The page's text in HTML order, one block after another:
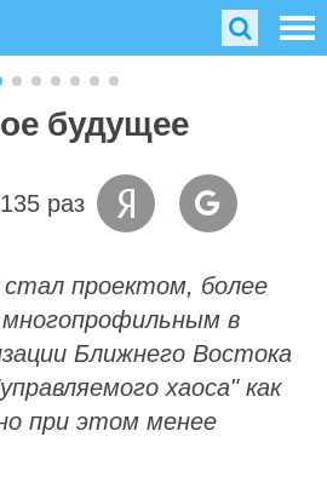
будущее
раз
проектом, более
в
Ближнего Востока
хаоса" как
при этом менее